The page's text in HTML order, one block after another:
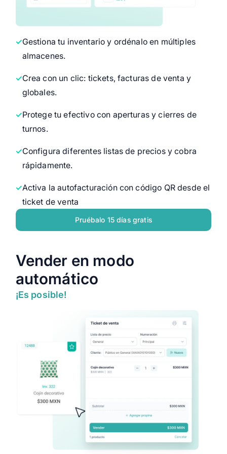
Gestiona tu inventario y ordénalo en múltiples
almacenes.
Crea con un clic: tickets, facturas de venta y
globales.
Protege tu efectivo con aperturas y cierres de
turnos.
Configura diferentes listas de precios y cobra
rápidamente.
Activa la autofacturación con código QR desde el
ticket de venta
Pruébalo 15 días gratis
Vender en modo
automático
¡Es posible!